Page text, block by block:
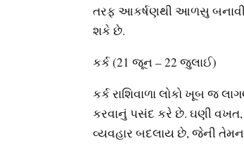
તરફ આકર્ષણથી આળસુ બનાવી
શકે છે.
કર્ક (21 જૂન – 22 જુલાઈ)
કર્ક રાશિવાળા લોકો ખૂબ જ
કરવાનું પસંદ કરે છે. ઘણી વખત,
વ્યવહાર બદલાય છે, જેની